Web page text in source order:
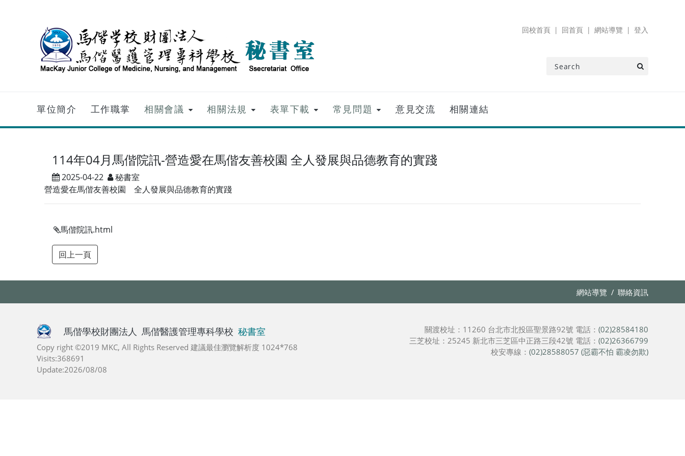
回校首頁 回首頁 網站導覽 登入
單位簡介 工作職掌 相關會議 相關法規 表單下載 常見問題 意見交流 相關連結
114年04月馬偕院訊-營造愛在馬偕友善校園 全人發展與品德教育的實踐
2025-04-22
秘書室
營造愛在馬偕友善校園 全人發展與品德教育的實踐
馬偕院訊.html
網站導覽 聯絡資訊
馬偕學校財團法人 馬偕醫護管理專科學校 秘書室
Copy right ©2019 MKC, All Rights Reserved 建議最佳瀏覽解析度 1024*768
Visits:368691
Update:2026/08/08
關渡校址：11260 台北市北投區聖景路92號 電話： (02)28584180
三芝校址：25245 新北市三芝區中正路三段42號 電話： (02)26366799
校安專線： (02)28588057 (惡霸不怕 霸凌勿欺)